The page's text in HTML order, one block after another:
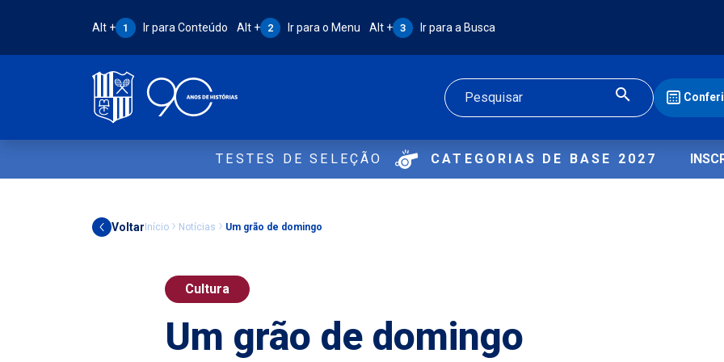
Atalho Alt + 1:
Alt + 1 Ir para Conteúdo Atalho Alt + 2:
Alt + 2 Ir para o Menu Atalho Alt + 3:
Alt + 3 Ir para a Busca
Buscar
TESTES DE SELEÇÃO CATEGORIAS DE BASE 2027
Voltar Início Notícias Um grão de domingo
Cultura
Um grão de domingo